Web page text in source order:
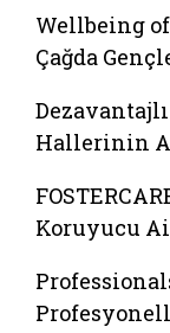
Wellbeing
Çağda
Hallerinin
Koruyucu